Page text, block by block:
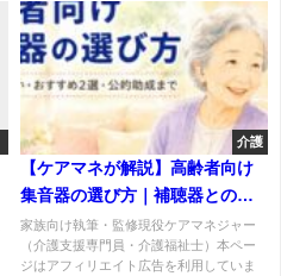
介護
【ケアマネが解説】高齢者向け
集音器の選び方｜補聴器との違
いとおすすめ製品2選
家族向け執筆・監修現役ケアマネジャー
（介護支援専門員・介護福祉士）本ペー
ジはアフィリエイト広告を利用していま